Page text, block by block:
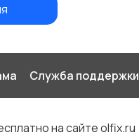
Служба поддержки
на сайте olfix.ru